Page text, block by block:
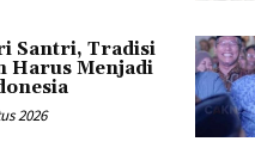
Santri, Tradisi
Harus Menjadi
2026